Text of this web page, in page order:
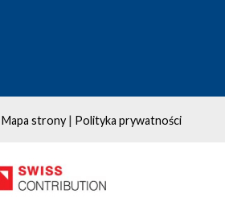
Mapa strony | Polityka prywatności